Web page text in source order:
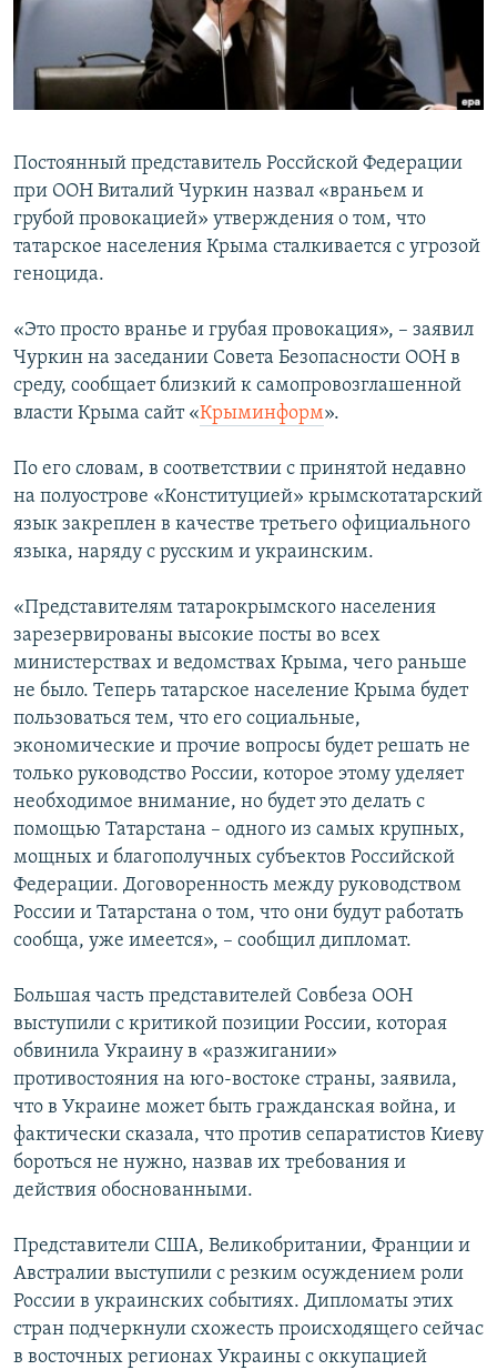
ПОБЕДИТЕЛЕЙ НЕ СУДЯТ?
КРЫМ.НЕПОКОРЕННЫЙ
ПРИСОЕДИНЯЙТЕСЬ!
Все сайты RFE/RL
Постоянный представитель Россйской Федерации
при ООН Виталий Чуркин назвал «враньем и
грубой провокацией» утверждения о том, что
татарское населения Крыма сталкивается с угрозой
геноцида.
«Это просто вранье и грубая провокация», – заявил
Чуркин на заседании Совета Безопасности ООН в
среду, сообщает близкий к самопровозглашенной
власти Крыма сайт «Крыминформ».
По его словам, в соответствии с принятой недавно
на полуострове «Конституцией» крымскотатарский
язык закреплен в качестве третьего официального
языка, наряду с русским и украинским.
«Представителям татарокрымского населения
зарезервированы высокие посты во всех
министерствах и ведомствах Крыма, чего раньше
не было. Теперь татарское население Крыма будет
пользоваться тем, что его социальные,
экономические и прочие вопросы будет решать не
только руководство России, которое этому уделяет
необходимое внимание, но будет это делать с
помощью Татарстана – одного из самых крупных,
мощных и благополучных субъектов Российской
Федерации. Договоренность между руководством
России и Татарстана о том, что они будут работать
сообща, уже имеется», – сообщил дипломат.
Большая часть представителей Совбеза ООН
выступили с критикой позиции России, которая
обвинила Украину в «разжигании»
противостояния на юго-востоке страны, заявила,
что в Украине может быть гражданская война, и
фактически сказала, что против сепаратистов Киеву
бороться не нужно, назвав их требования и
действия обоснованными.
Представители США, Великобритании, Франции и
Австралии выступили с резким осуждением роли
России в украинских событиях. Дипломаты этих
стран подчеркнули схожесть происходящего сейчас
в восточных регионах Украины с оккупацией